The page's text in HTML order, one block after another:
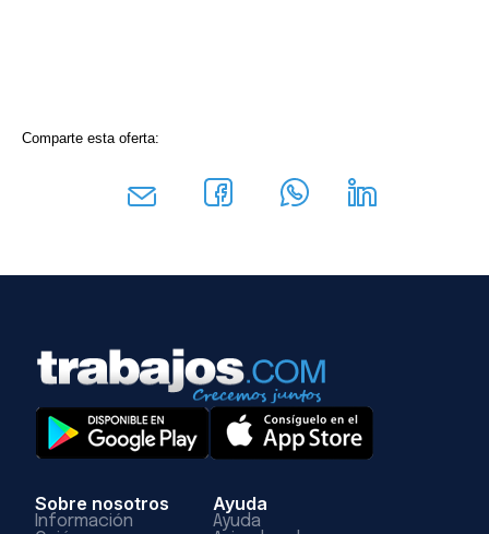
Comparte esta oferta:
Sobre nosotros
Información
Ayuda
Ayuda